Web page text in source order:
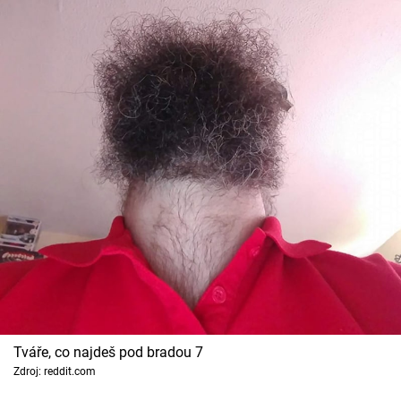
Tváře, co najdeš pod bradou 7
Zdroj: reddit.com